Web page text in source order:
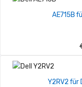
AE715B
Y2RV2 für